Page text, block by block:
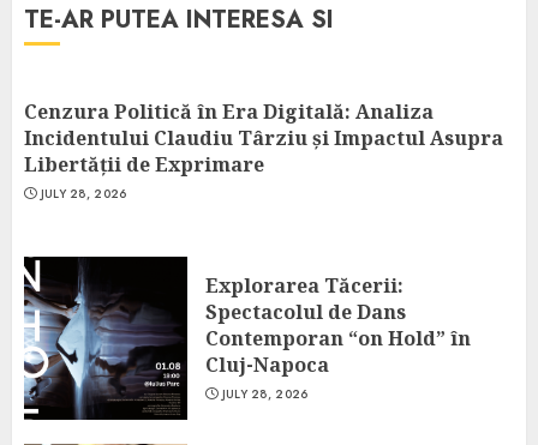
TE-AR PUTEA INTERESA SI
Cenzura Politică în Era Digitală: Analiza
Incidentului Claudiu Târziu și Impactul Asupra
Libertății de Exprimare
JULY 28, 2026
Explorarea Tăcerii:
Spectacolul de Dans
Contemporan “on Hold” în
Cluj-Napoca
JULY 28, 2026